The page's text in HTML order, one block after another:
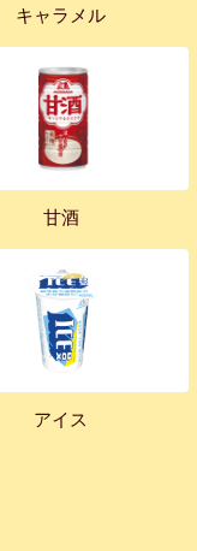
キャラメル
甘酒
アイス